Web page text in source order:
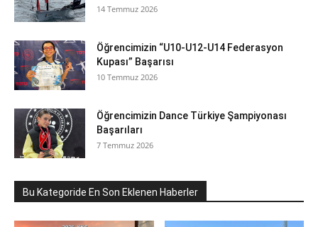
14 Temmuz 2026
Öğrencimizin “U10-U12-U14 Federasyon
Kupası” Başarısı
10 Temmuz 2026
Öğrencimizin Dance Türkiye Şampiyonası
Başarıları
7 Temmuz 2026
Bu Kategoride En Son Eklenen Haberler